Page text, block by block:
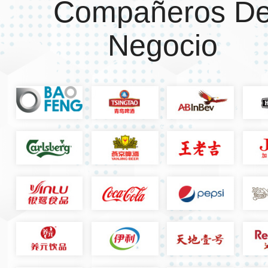
Compañeros
Negocio